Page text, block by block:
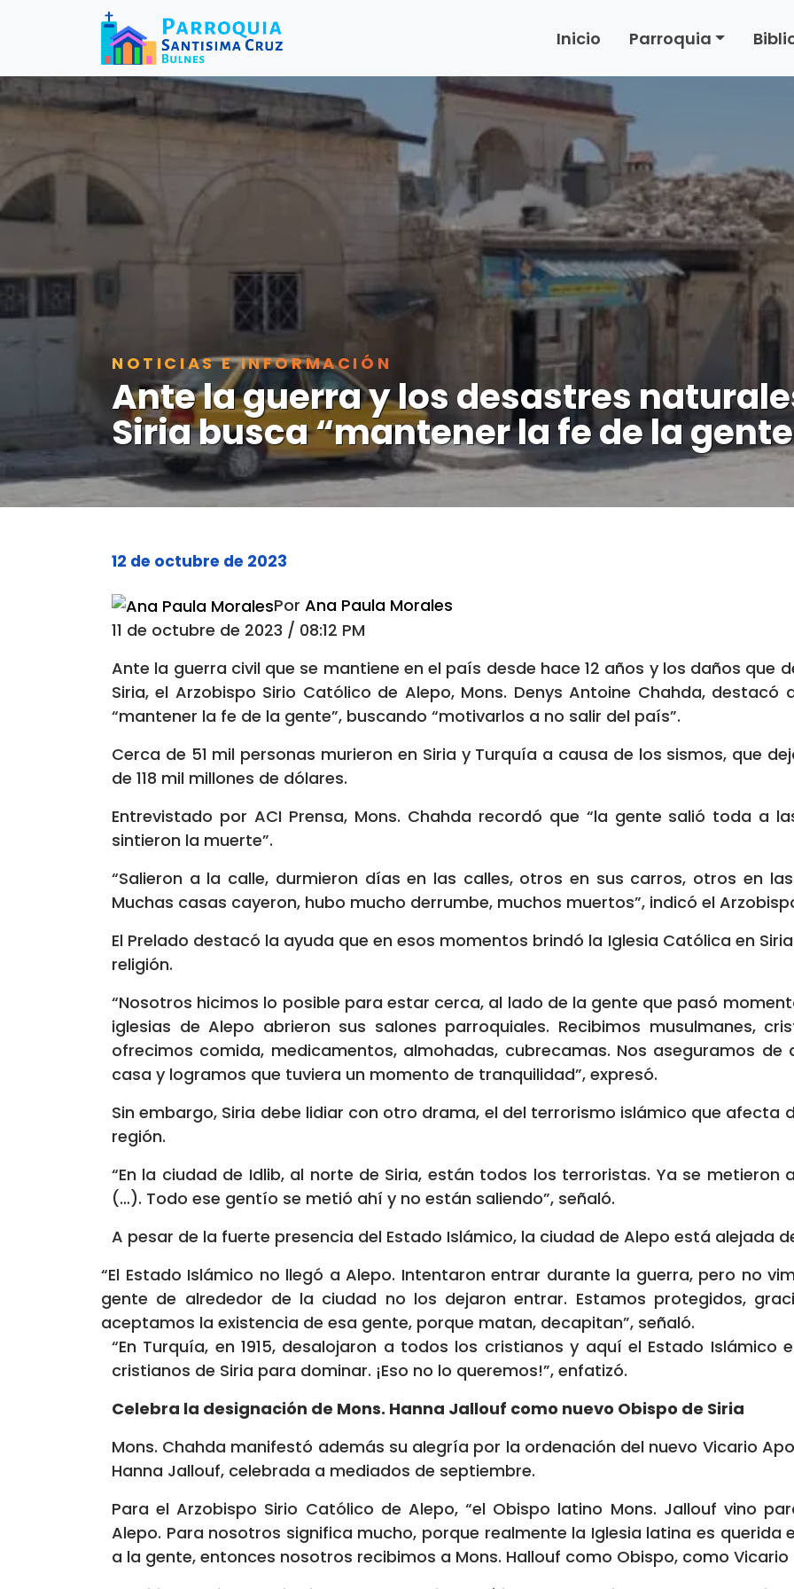
Inicio Parroquia
NOTICIAS E INFORMACIÓN
Ante la guerra y los desastres
Siria busca “mantener la fe de la
12 de octubre de 2023
Por Ana Paula Morales
11 de octubre de 2023 / 08:12 PM
Ante la guerra civil que se mantiene en el país desde hace 12 años y los daños que
Siria, el Arzobispo Sirio Católico de Alepo, Mons. Denys Antoine Chahda, destacó
“mantener la fe de la gente”, buscando “motivarlos a no salir del país”.
Cerca de 51 mil personas murieron en Siria y Turquía a causa de los sismos, que
de 118 mil millones de dólares.
Entrevistado por ACI Prensa, Mons. Chahda recordó que “la gente salió toda a
sintieron la muerte”.
“Salieron a la calle, durmieron días en las calles, otros en sus carros, otros en las
Muchas casas cayeron, hubo mucho derrumbe, muchos muertos”, indicó el Arzobispo
El Prelado destacó la ayuda que en esos momentos brindó la Iglesia Católica en
religión.
“Nosotros hicimos lo posible para estar cerca, al lado de la gente que pasó
iglesias de Alepo abrieron sus salones parroquiales. Recibimos musulmanes,
ofrecimos comida, medicamentos, almohadas, cubrecamas. Nos aseguramos de
casa y logramos que tuviera un momento de tranquilidad”, expresó.
Sin embargo, Siria debe lidiar con otro drama, el del terrorismo islámico que afecta
región.
“En la ciudad de Idlib, al norte de Siria, están todos los terroristas. Ya se metieron
(…). Todo ese gentío se metió ahí y no están saliendo”, señaló.
A pesar de la fuerte presencia del Estado Islámico, la ciudad de Alepo está alejada
“El Estado Islámico no llegó a Alepo. Intentaron entrar durante la guerra, pero no
gente de alrededor de la ciudad no los dejaron entrar. Estamos protegidos,
aceptamos la existencia de esa gente, porque matan, decapitan”, señaló.
“En Turquía, en 1915, desalojaron a todos los cristianos y aquí el Estado
cristianos de Siria para dominar. ¡Eso no lo queremos!”, enfatizó.
Celebra la designación de Mons. Hanna Jallouf como nuevo Obispo de Siria
Mons. Chahda manifestó además su alegría por la ordenación del nuevo Vicario
Hanna Jallouf, celebrada a mediados de septiembre.
Para el Arzobispo Sirio Católico de Alepo, “el Obispo latino Mons. Jallouf vino
Alepo. Para nosotros significa mucho, porque realmente la Iglesia latina es querida
a la gente, entonces nosotros recibimos a Mons. Hallouf como Obispo, como Vicario